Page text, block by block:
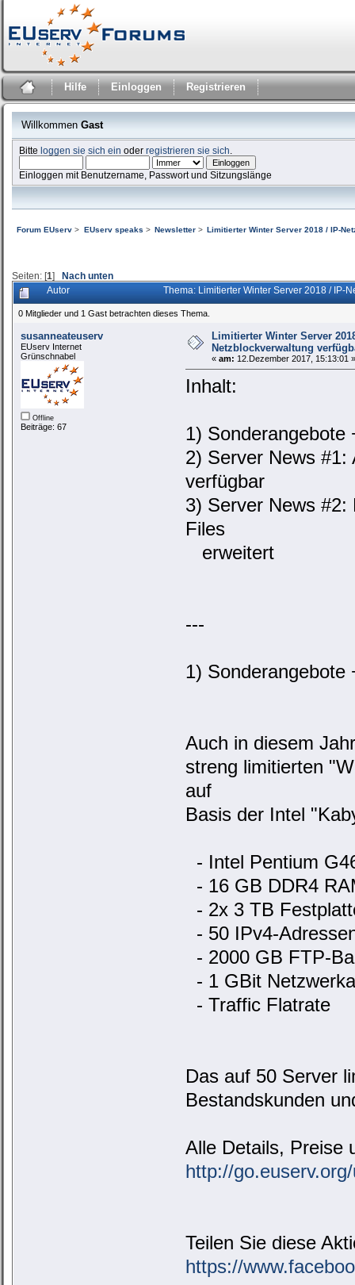
Hilfe Einloggen Registrieren
Willkommen Gast
Bitteloggen sie sich ein oderregistrieren sie sich
Einloggen mit Benutzername, Passwort und Sitzungslänge
Forum EUserv > EUserv speaks > Newsletter> Limitierter Winter Server 2018 / IP-
Seiten: [1] Nach unten
Autor Thema: Limitierter Winter Server 2018 / IP-
0 Mitglieder und 1 Gast betrachten dieses Thema.
susanneateuserv
EUserv Internet
Grünschnabel
Offline
Beiträge: 67
Limitierter Winter Server
Netzblockverwaltung
« am: 12.Dezember 2017, 15:13:01 »
Inhalt:
1) Sonderangebote
2) Server News #1:
verfügbar
3) Server News
Files
erweitert
---
1) Sonderangebote
Auch in diesem
streng limitierten
auf
Basis der Intel
- Intel Pentium
- 16 GB DDR4
- 2x 3 TB
- 50 IPv4-
- 2000 GB FTP-
- 1 GBit
- Traffic Flatrate
Das auf 50 Server
Bestandskunden
Alle Details, Preise
http://
Teilen Sie diese
https://